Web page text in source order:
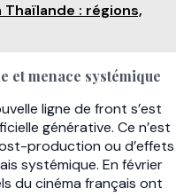
Thaïlande : régions,
et menace systémique
ligne de front s’est
générative. Ce n’est
production ou d’effets
systémique. En février
du cinéma français ont